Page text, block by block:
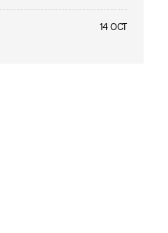
14 OCT